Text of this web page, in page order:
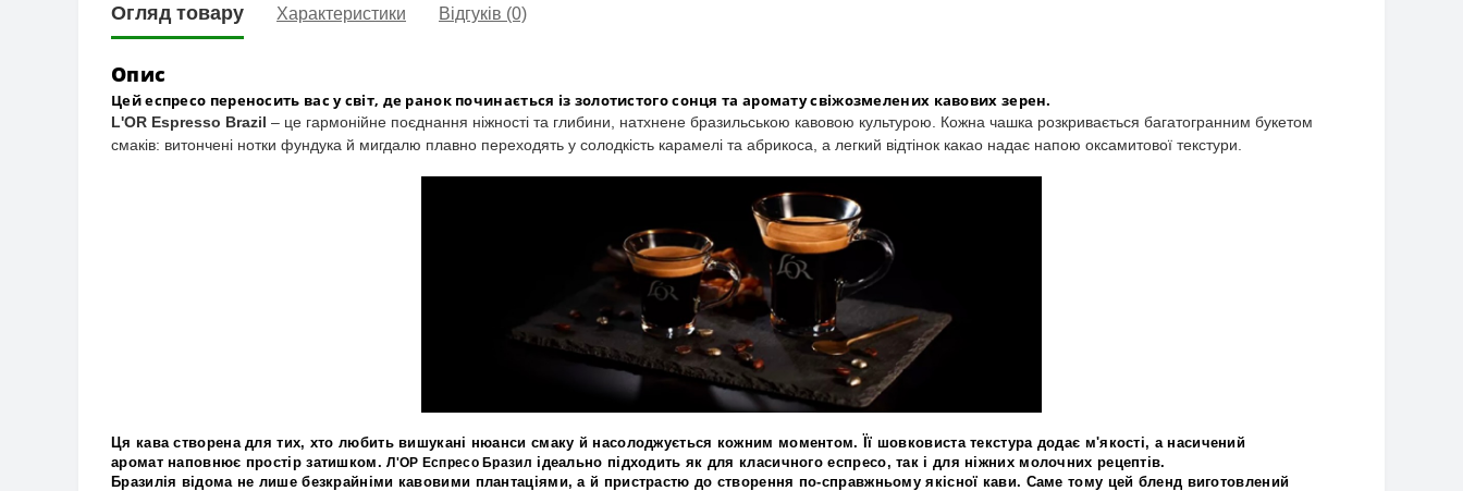
Огляд товару Характеристики Відгуків (0)
Опис
Цей еспресо переносить вас у світ, де ранок починається із золотистого сонця та аромату свіжозмелених кавових зерен.
L'OR Espresso Brazil – це гармонійне поєднання ніжності та глибини, натхнене бразильською кавовою культурою. Кожна чашка розкривається багатогранним букетом
смаків: витончені нотки фундука й мигдалю плавно переходять у солодкість карамелі та абрикоса, а легкий відтінок какао надає напою оксамитової текстури
Ця кава створена для тих, хто любить вишукані нюанси смаку й насолоджується кожним моментом. Її шовковиста текстура додає м'якості, а насичений
аромат наповнює простір затишком. Л'ОР Еспресо Бразил ідеально підходить як для класичного еспресо, так і для ніжних молочних рецептів.
Бразилія відома не лише безкрайніми кавовими плантаціями, а й пристрастю до створення по-справжньому якісної кави. Саме тому цей бленд виготовлений